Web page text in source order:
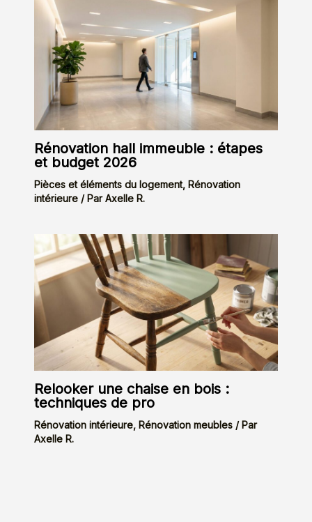
Rénovation hall immeuble : étapes
et budget 2026
Pièces et éléments du logement, Rénovation
intérieure/ ParAxelle R.
Relooker une chaise en bois :
techniques de pro
Rénovation intérieure, Rénovation meubles/ Par
Axelle R.